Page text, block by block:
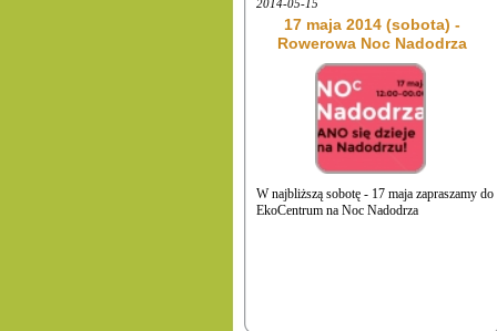
2014-05-15
17 maja 2014 (sobota) -
Rowerowa Noc Nadodrza
W najbliższą sobotę - 17 maja zapraszamy do
EkoCentrum na Noc Nadodrza